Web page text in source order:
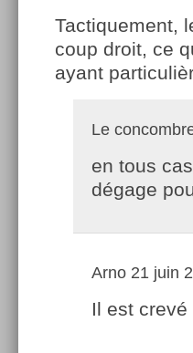
Tactiquement,
coup droit, ce
ayant
Le
en tous
dégage
Arno 21 juin
Il est